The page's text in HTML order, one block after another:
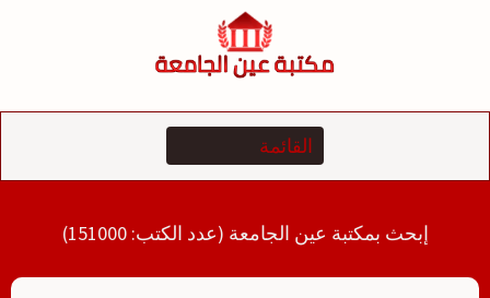
إبحث بمكتبة عين الجامعة (عدد الكتب: 151000)